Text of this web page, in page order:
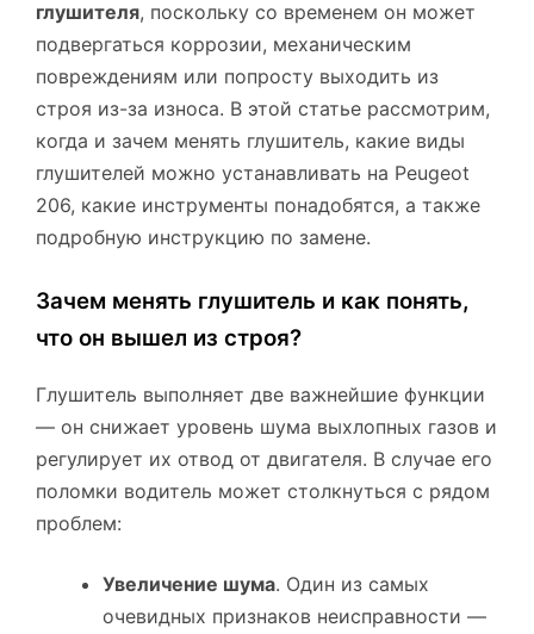
глушителя, поскольку со временем он может
подвергаться коррозии, механическим
повреждениям или попросту выходить из
строя из-за износа. В этой статье рассмотрим,
когда и зачем менять глушитель, какие виды
глушителей можно устанавливать на Peugeot
206, какие инструменты понадобятся, а также
подробную инструкцию по замене.
Зачем менять глушитель и как понять,
что он вышел из строя?
Глушитель выполняет две важнейшие функции
— он снижает уровень шума выхлопных газов и
регулирует их отвод от двигателя. В случае его
поломки водитель может столкнуться с рядом
проблем:
Увеличение шума. Один из самых
очевидных признаков неисправности —